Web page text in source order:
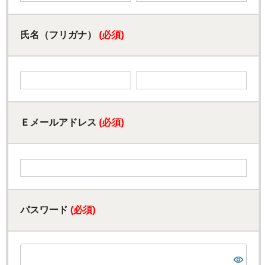
氏名（フリガナ） (必須)
Ｅメールアドレス (必須)
パスワード (必須)